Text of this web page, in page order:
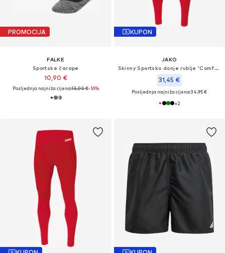
PROMOCIJA
FALKE
Sportske čarape
10,90 €
Posljednja najniža cijena:13,00 €-16%
KUPON
JAKO
Skinny Sportsko donje rublje 'Comfort 2.0'
31,45 €
Posljednja najniža cijena:34,95 €
+2